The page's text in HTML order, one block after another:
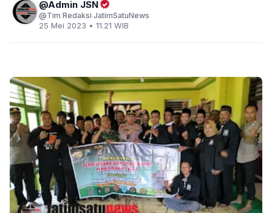
Admin JSN
Tim Redaksi JatimSatuNews
25 Mei 2023 • 11.21 WIB